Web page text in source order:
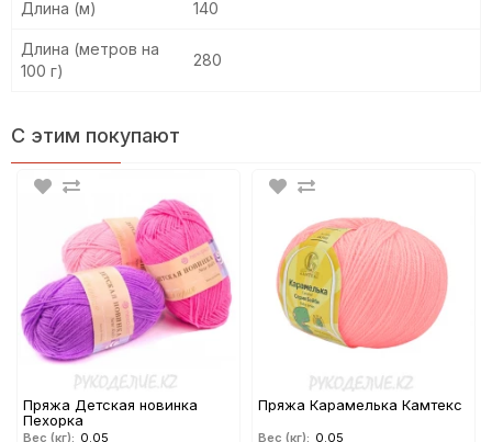
Длина (м) 140
Длина (метров на
100 г)
280
С этим покупают
Пряжа Детская новинка
Пехорка
Вес (кг): 0.05
Пряжа Карамелька Камтекс
Вес (кг): 0.05